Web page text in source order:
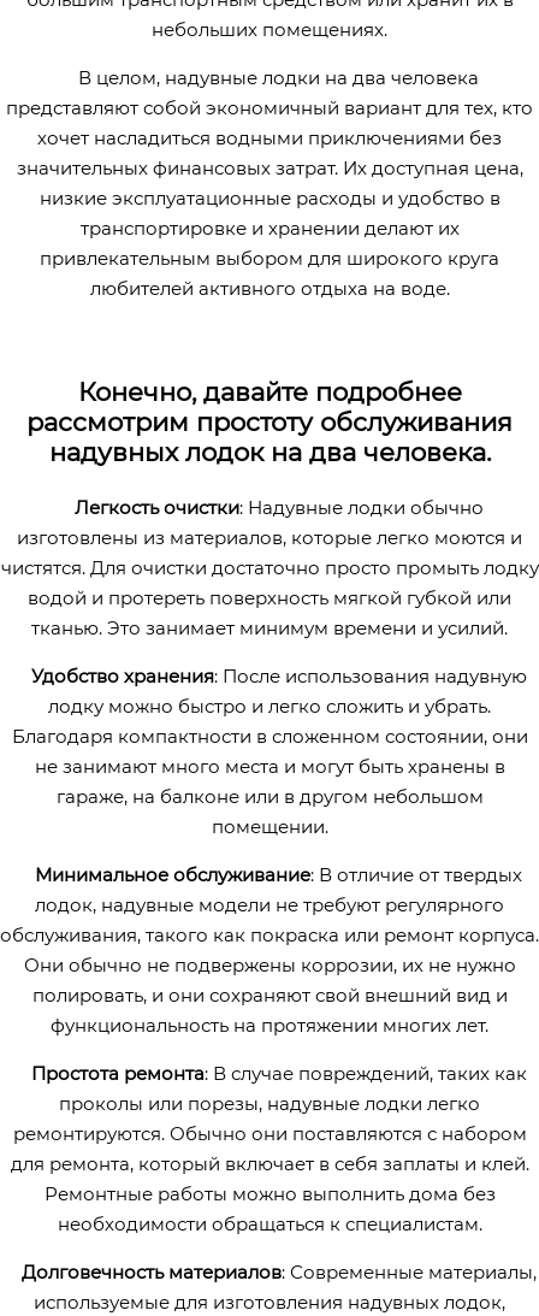
небольших помещениях.
В целом, надувные лодки на два человека
представляют собой экономичный вариант для тех, кто
хочет насладиться водными приключениями без
значительных финансовых затрат. Их доступная цена,
низкие эксплуатационные расходы и удобство в
транспортировке и хранении делают их
привлекательным выбором для широкого круга
любителей активного отдыха на воде.
Конечно, давайте подробнее
рассмотрим простоту обслуживания
надувных лодок на два человека.
Легкость очистки: Надувные лодки обычно
изготовлены из материалов, которые легко моются и
чистятся. Для очистки достаточно просто промыть лодку
водой и протереть поверхность мягкой губкой или
тканью. Это занимает минимум времени и усилий.
Удобство хранения: После использования надувную
лодку можно быстро и легко сложить и убрать.
Благодаря компактности в сложенном состоянии, они
не занимают много места и могут быть хранены в
гараже, на балконе или в другом небольшом
помещении.
Минимальное обслуживание: В отличие от твердых
лодок, надувные модели не требуют регулярного
обслуживания, такого как покраска или ремонт корпуса.
Они обычно не подвержены коррозии, их не нужно
полировать, и они сохраняют свой внешний вид и
функциональность на протяжении многих лет.
Простота ремонта: В случае повреждений, таких как
проколы или порезы, надувные лодки легко
ремонтируются. Обычно они поставляются с набором
для ремонта, который включает в себя заплаты и клей.
Ремонтные работы можно выполнить дома без
необходимости обращаться к специалистам.
Долговечность материалов: Современные материалы,
используемые для изготовления надувных лодок,